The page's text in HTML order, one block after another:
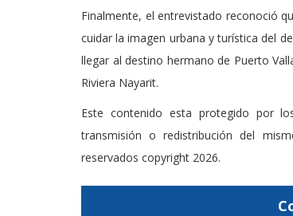
Finalmente, el entrevistado reconoció
cuidar la imagen urbana y turística del
llegar al destino hermano de Puerto
Riviera Nayarit.
Este contenido esta protegido por
transmisión o redistribución del
reservados copyright 2026.